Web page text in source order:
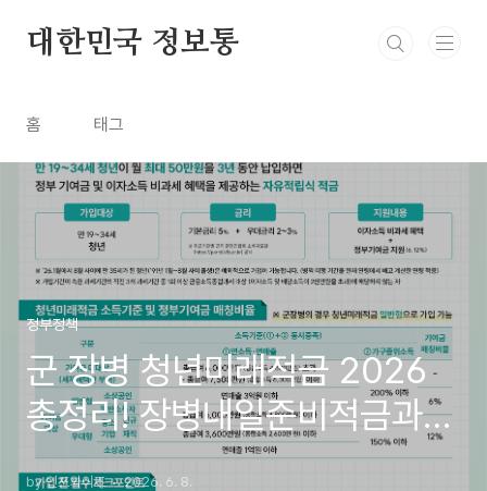
대한민국 정보통
홈 태그
정부정책
군 장병 청년미래적금 2026
총정리! 장병내일준비적금과
중복 가입 가능할까?
by 인포와이즈 2026. 6. 8.